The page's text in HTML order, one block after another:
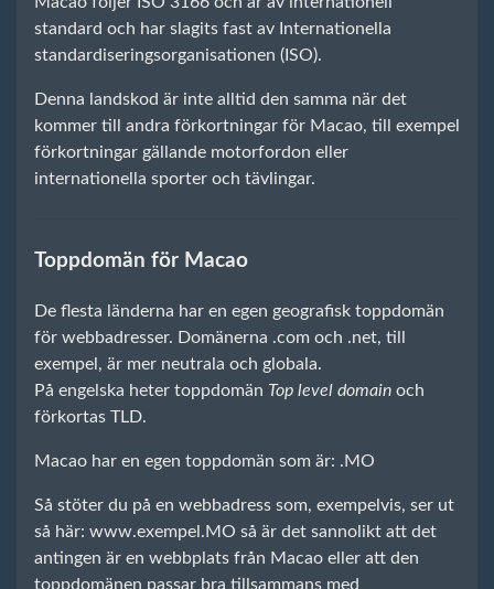
standard och har slagits fast av Internationella
standardiseringsorganisationen (ISO).
Denna landskod är inte alltid den samma när det
kommer till andra förkortningar för Macao, till exempel
förkortningar gällande motorfordon eller
internationella sporter och tävlingar.
Toppdomän för Macao
De flesta länderna har en egen geografisk toppdomän
för webbadresser. Domänerna .com och .net, till
exempel, är mer neutrala och globala.
På engelska heter toppdomän Top level domain och
förkortas TLD.
Macao har en egen toppdomän som är: .MO
Så stöter du på en webbadress som, exempelvis, ser ut
så här: www.exempel.MO så är det sannolikt att det
antingen är en webbplats från Macao eller att den
toppdomänen passar bra tillsammans med